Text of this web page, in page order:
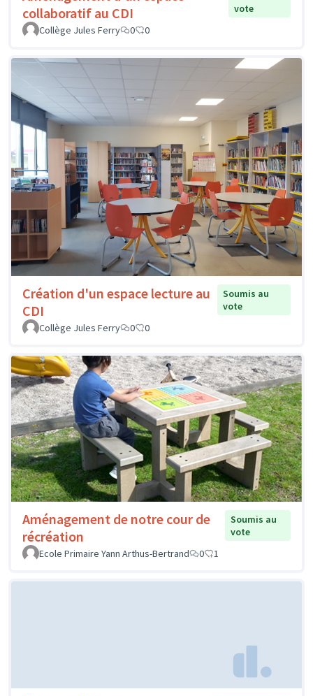
collaboratif au CDI
vote
Collège Jules Ferry
0 0
Création d'un espace lecture au
CDI
Soumis au
vote
Collège Jules Ferry
0 0
Aménagement de notre cour de
récréation
Soumis au
vote
Ecole Primaire Yann Arthus-Bertrand
0 1